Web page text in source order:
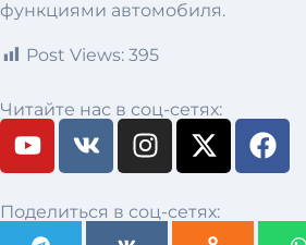
функциями автомобиля.
Post Views: 395
Читайте нас в соц-сетях:
Поделиться в соц-сетях: